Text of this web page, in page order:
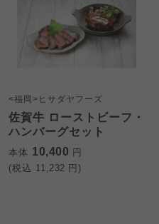
<福岡>ヒサダヤフーズ
佐賀牛 ローストビーフ・
ハンバーグセット
本体 10,400 円
(税込 11,232 円)
用規約・ご利
ついて
針について
業務委託を受けて、
営しています。お預
づく表記につ
て